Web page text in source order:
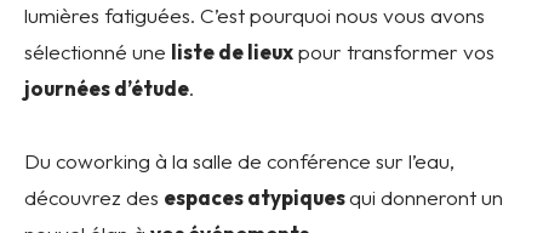
lumières fatiguées. C’est pourquoi nous vous avons
sélectionné une liste de lieuxpour transformer vos
journées d’étude.
Du coworking à la salle de conférence sur l’eau,
découvrez des espaces atypiquesqui donneront un